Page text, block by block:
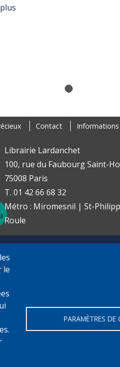
sur FERMETURE ANNUELLE
Contact
Librairie Lardanchet
100, rue du Faubourg Saint-
75008 Paris
T. 01 42 66 68 32
Métro : Miromesnil | St-
Roule
le
PARAMÈTRES DE